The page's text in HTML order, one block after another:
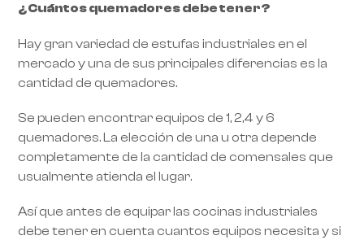
¿Cuántos quemadores debe tener?
Hay gran variedad de estufas industriales en el
mercado y una de sus principales diferencias es la
cantidad de quemadores.
Se pueden encontrar equipos de 1, 2,4 y 6
quemadores. La elección de una u otra depende
completamente de la cantidad de comensales que
usualmente atienda el lugar.
Así que antes de equipar las cocinas industriales
debe tener en cuenta cuantos equipos necesita y si